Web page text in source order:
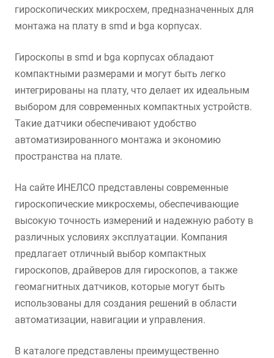
гироскопических микросхем, предназначенных для
монтажа на плату в smd и bga корпусах.
Гироскопы в smd и bga корпусах обладают
компактными размерами и могут быть легко
интегрированы на плату, что делает их идеальным
выбором для современных компактных устройств.
Такие датчики обеспечивают удобство
автоматизированного монтажа и экономию
пространства на плате.
На сайте ИНЕЛСО представлены современные
гироскопические микросхемы, обеспечивающие
высокую точность измерений и надежную работу в
различных условиях эксплуатации. Компания
предлагает отличный выбор компактных
гироскопов, драйверов для гироскопов, а также
геомагнитных датчиков, которые могут быть
использованы для создания решений в области
автоматизации, навигации и управления.
В каталоге представлены преимущественно